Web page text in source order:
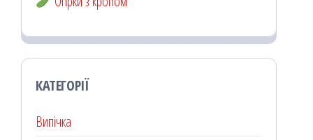
КАТЕГОРІЇ
Випічка